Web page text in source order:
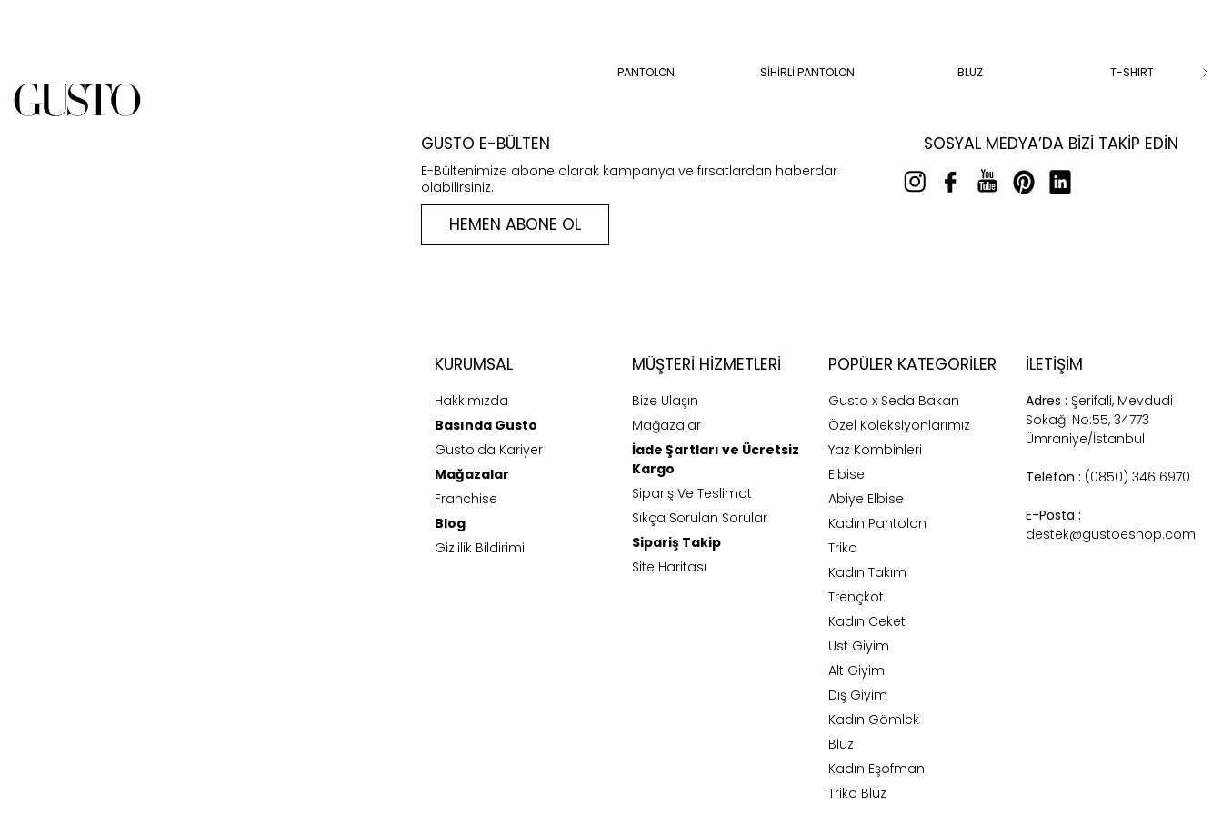
PANTOLON SİHİRLİ PANTOLON BLUZ T-SHIRT
GUSTO E-BÜLTEN
E-Bültenimize abone olarak kampanya ve fırsatlardan haberdar
olabilirsiniz.
HEMEN ABONE OL
SOSYAL MEDYA’DA BIZI TAKIP EDIN
KURUMSAL
Hakkımızda
Basında Gusto
Gusto'da Kariyer
Mağazalar
Franchise
Blog
Gizlilik Bildirimi
MÜŞTERI HIZMETLERI
Bize Ulaşın
Mağazalar
İade Şartları ve Ücretsiz
Kargo
Sipariş Ve Teslimat
Sıkça Sorulan Sorular
Sipariş Takip
Site Haritası
POPÜLER KATEGORILER
Gusto x Seda Bakan
Özel Koleksiyonlarımız
Yaz Kombinleri
Elbise
Abiye Elbise
Kadın Pantolon
Triko
Kadın Takım
Trençkot
Kadın Ceket
Üst Giyim
Alt Giyim
Dış Giyim
Kadın Gömlek
Bluz
Kadın Eşofman
Triko Bluz
İLETİŞİM
Adres : Şerifali, Mevdudi
Sokaği No:55, 34773
Ümraniye/İstanbul
Telefon : (0850) 346 6970
E-Posta :
destek@gustoeshop.com